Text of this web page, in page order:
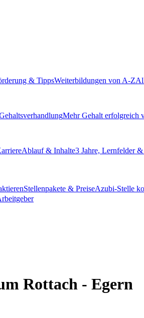
& TippsWeiterbildungen von A-Z
Mehr Gehalt erfolgreich
Ablauf & Inhalte3 Jahre, Lernfelder
Stellenpakete & PreiseAzubi-Stelle
Rottach - Egern